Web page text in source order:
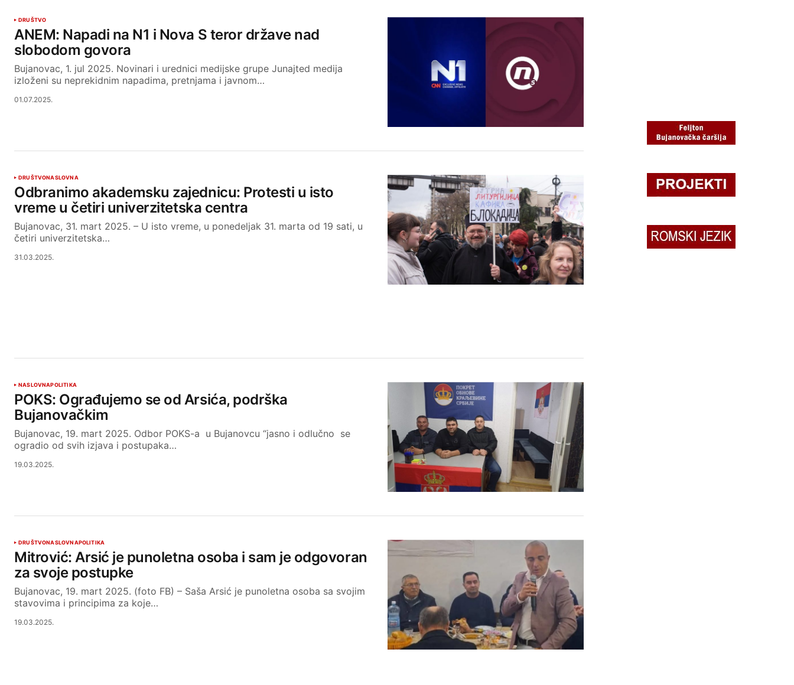
DRUŠTVO
ANEM: Napadi na N1 i Nova S teror države nad
slobodom govora
Bujanovac, 1. jul 2025. Novinari i urednici medijske grupe Junajted medija
izloženi su neprekidnim napadima, pretnjama i javnom…
01.07.2025.
DRUŠTVONASLOVNA
Odbranimo akademsku zajednicu: Protesti u isto
vreme u četiri univerzitetska centra
Bujanovac, 31. mart 2025. – U isto vreme, u ponedeljak 31. marta od 19 sati, u
četiri univerzitetska…
31.03.2025.
NASLOVNAPOLITIKA
POKS: Ograđujemo se od Arsića, podrška
Bujanovačkim
Bujanovac, 19. mart 2025. Odbor POKS-a u Bujanovcu “jasno i odlučno se
ogradio od svih izjava i postupaka…
19.03.2025.
DRUŠTVONASLOVNAPOLITIKA
Mitrović: Arsić je punoletna osoba i sam je odgovoran
za svoje postupke
Bujanovac, 19. mart 2025. (foto FB) – Saša Arsić je punoletna osoba sa svojim
stavovima i principima za koje…
19.03.2025.